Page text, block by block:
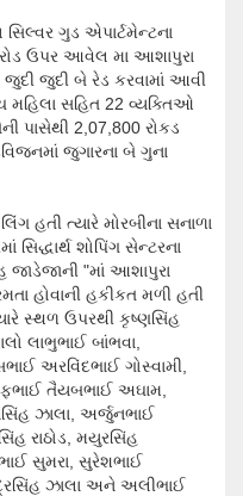
ગુડ એપાર્ટમેન્ટના
રોડ ઉપર આવેલ મા આશાપુરા
જુદી જુદી બે રેડ કરવામાં આવી
મહિલા સહિત 22 વ્યક્તિઓ
પાસેથી 2,07,800 રોકડ
જુગારના બે ગુના
હતી ત્યારે મોરબીના સનાળા
શોપિંગ સેન્ટરના
"માં આશાપુરા
હોવાની હકીકત મળી હતી
સ્થળ ઉપરથી કૃષ્ણસિંહ
લાભુભાઈ બાંભવા,
અરવિંદભાઈ ગોસ્વામી,
તૈયબભાઈ અઘામ,
ઝાલા, અર્જુનભાઈ
રાઠોડ, મયુરસિંહ
સુમરા, સુરેશભાઈ
ઝાલા અને અલીભાઈ